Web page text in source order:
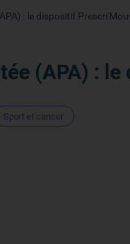
: le dispositif
(APA) :
Sport et cancer